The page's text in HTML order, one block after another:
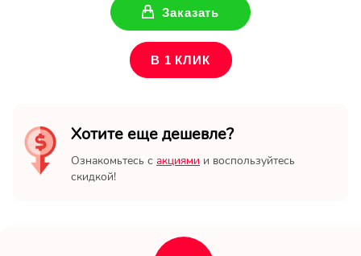
Заказать
В 1 КЛИК
Хотите еще дешевле?
Ознакомьтесь с акциями и воспользуйтесь
скидкой!